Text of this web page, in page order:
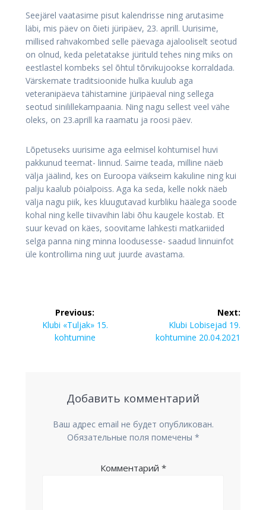
Seejärel vaatasime pisut kalendrisse ning arutasime
läbi, mis päev on õieti jüripäev, 23. aprill. Uurisime,
millised rahvakombed selle päevaga ajalooliselt seotud
on olnud, keda peletatakse jürituld tehes ning miks on
eestlastel kombeks sel õhtul tõrvikujookse korraldada.
Värskemate traditsioonide hulka kuulub aga
veteranipäeva tähistamine jüripäeval ning sellega
seotud sinilillekampaania. Ning nagu sellest veel vähe
oleks, on 23.aprill ka raamatu ja roosi päev.
Lõpetuseks uurisime aga eelmisel kohtumisel huvi
pakkunud teemat- linnud. Saime teada, milline näeb
välja jäälind, kes on Euroopa väikseim kakuline ning kui
palju kaalub pöialpoiss. Aga ka seda, kelle nokk näeb
välja nagu piik, kes kluugutavad kurbliku häälega soode
kohal ning kelle tiivavihin läbi õhu kaugele kostab. Et
suur kevad on käes, soovitame lahkesti matkariided
selga panna ning minna loodusesse- saadud linnuinfot
üle kontrollima ning uut juurde avastama.
Навигация
Previous:
Previous
post:
Klubi «Tuljak» 15.
kohtumine
Next:
Next
post:
Klubi Lobisejad 19.
kohtumine 20.04.2021
Добавить комментарий
Ваш адрес email не будет опубликован.
Обязательные поля помечены *
Комментарий *